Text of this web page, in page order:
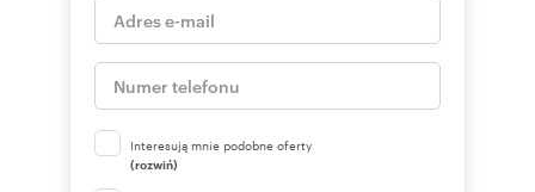
Interesują mnie podobne oferty
(rozwiń)